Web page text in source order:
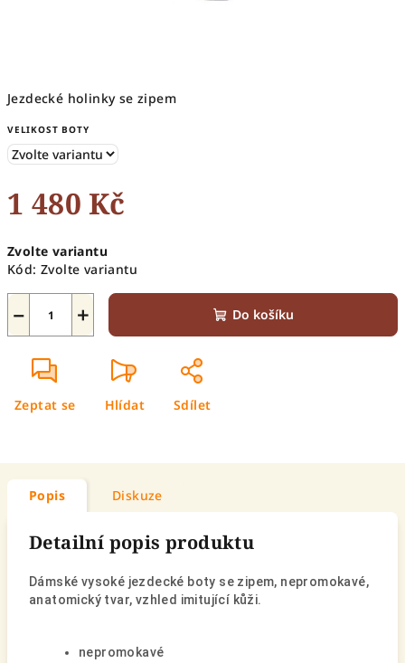
Jezdecké holinky se zipem
VELIKOST BOTY
1 480 Kč
cena:
Zvolte variantu
Kód: Zvolte variantu
+
− Do košíku
Zeptat se Hlídat Sdílet
Popis Diskuze
Detailní popis produktu
Dámské vysoké jezdecké boty se zipem, nepromokavé,
anatomický tvar, vzhled imitující kůži.
nepromokavé